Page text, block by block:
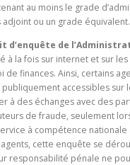
au moins le grade
ou un grade équivalent.
d’enquête de
à la fois sur internet et sur
de finances. Ainsi, certains
accessibles sur
à des échanges avec des
de fraude, seulement
à compétence
cette enquête se
responsabilité pénale ne